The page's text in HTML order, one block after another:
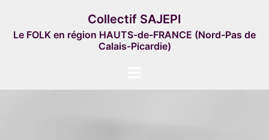
contenu
Collectif SAJEPI
Le FOLK en région HAUTS-de-FRANCE (Nord-Pas de
Calais-Picardie)